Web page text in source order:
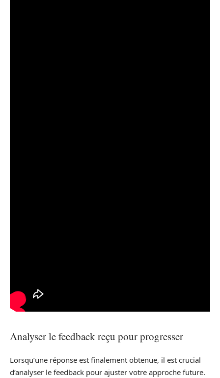
Analyser le feedback reçu pour progresser
Lorsqu’une réponse est finalement obtenue, il est crucial
d’analyser le feedback pour ajuster votre approche future.